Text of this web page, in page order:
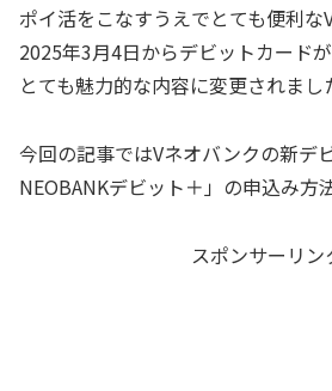
ポイ活をこなすうえでとても便利な
2025年3月4日からデビットカード
とても魅力的な内容に変更されまし
今回の記事ではVネオバンクの新デ
NEOBANKデビット＋」の申込み方
スポンサーリン